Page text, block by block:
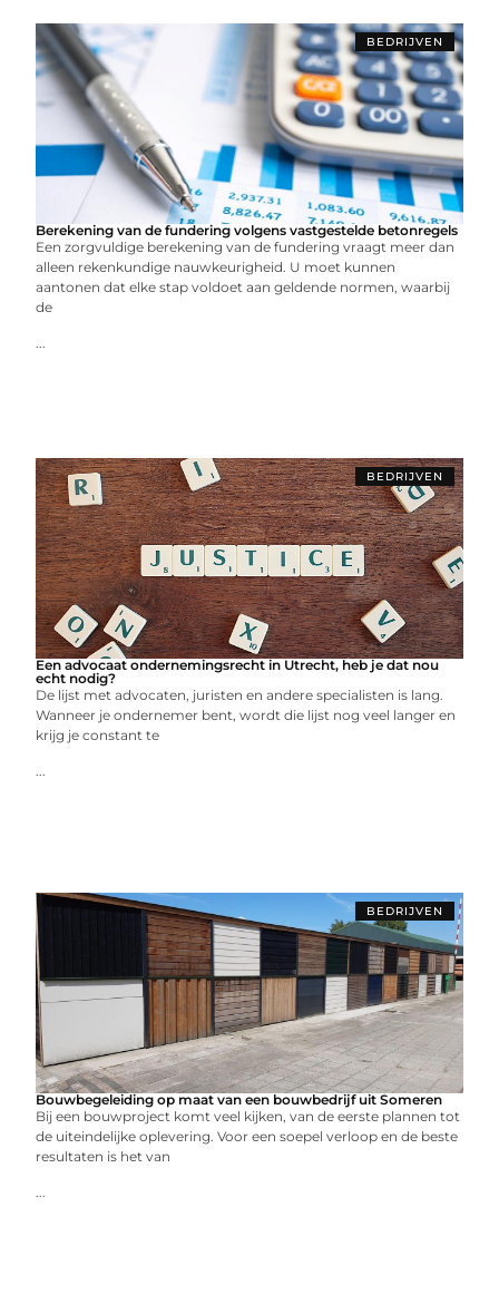
BEDRIJVEN
Berekening van de fundering volgens vastgestelde betonregels
Een zorgvuldige berekening van de fundering vraagt meer dan
alleen rekenkundige nauwkeurigheid. U moet kunnen
aantonen dat elke stap voldoet aan geldende normen, waarbij
de
...
BEDRIJVEN
Een advocaat ondernemingsrecht in Utrecht, heb je dat nou
echt nodig?
De lijst met advocaten, juristen en andere specialisten is lang.
Wanneer je ondernemer bent, wordt die lijst nog veel langer en
krijg je constant te
...
BEDRIJVEN
Bouwbegeleiding op maat van een bouwbedrijf uit Someren
Bij een bouwproject komt veel kijken, van de eerste plannen tot
de uiteindelijke oplevering. Voor een soepel verloop en de beste
resultaten is het van
...